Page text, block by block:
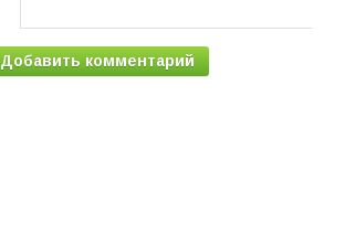
Добавить комментарий